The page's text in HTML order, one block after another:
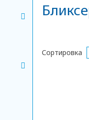
Сортировка